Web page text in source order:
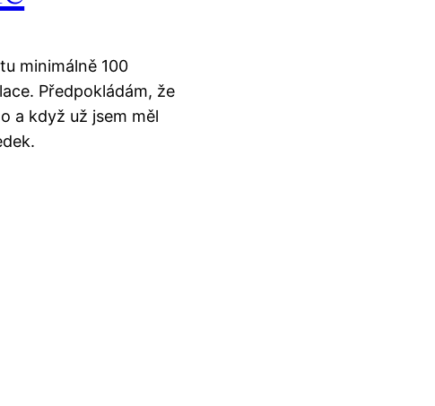
minimálně 100
Předpokládám, že
a když už jsem měl